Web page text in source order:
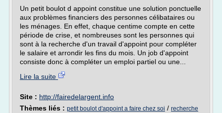
Un petit boulot d appoint constitue une solution ponctuelle
aux problèmes financiers des personnes célibataires ou
les ménages. En effet, chaque centime compte en cette
période de crise, et nombreuses sont les personnes qui
sont à la recherche d'un travail d'appoint pour compléter
le salaire et arrondir les fins du mois. Un job d'appoint
consiste donc à compléter un emploi partiel ou une...
Lire la suite
Site : http://fairedelargent.info
Thèmes liés : petit boulot d'appoint a faire chez soi / recherche